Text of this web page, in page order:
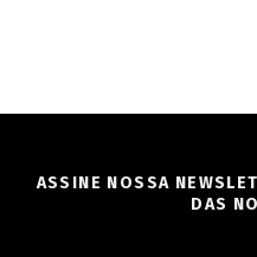
ASSINE NOSSA
DAS